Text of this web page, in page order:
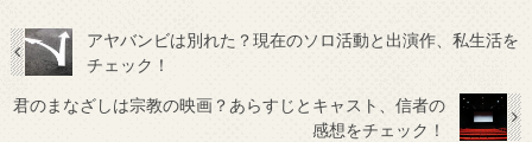
アヤバンビは別れた？現在のソロ活動と出演作、私生活を
チェック！
君のまなざしは宗教の映画？あらすじとキャスト、信者の
感想をチェック！